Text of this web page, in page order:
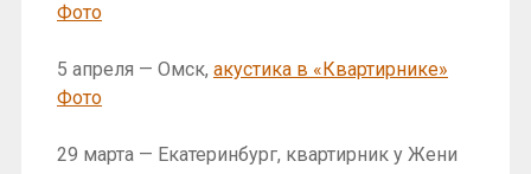
Фото
5 апреля — Омск, акустика в «Квартирнике»
Фото
29 марта — Екатеринбург, квартирник у Жени